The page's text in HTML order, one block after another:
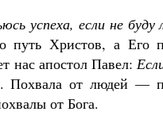
успеха, если не буду
Христов, а Его
нас апостол Павел:
от людей —
от Бога.